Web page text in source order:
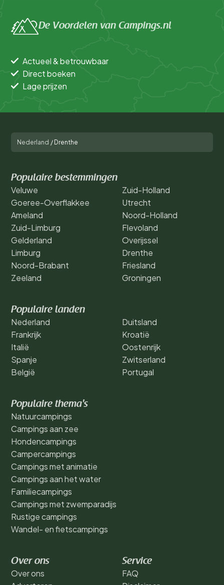
De Voordelen van Campings.nl
Actueel & betrouwbaar
Direct boeken
Lage prijzen
Nederland / Drenthe
Populaire bestemmingen
Veluwe
Goeree-Overflakkee
Ameland
Zuid-Limburg
Gelderland
Limburg
Noord-Brabant
Zeeland
Zuid-Holland
Utrecht
Noord-Holland
Flevoland
Overijssel
Drenthe
Friesland
Groningen
Populaire landen
Nederland
Frankrijk
Italië
Spanje
België
Duitsland
Kroatië
Oostenrijk
Zwitserland
Portugal
Populaire thema's
Natuurcampings
Campings aan zee
Hondencampings
Campercampings
Campings met animatie
Campings aan het water
Familiecampings
Campings met zwemparadijs
Rustige campings
Wandel- en fietscampings
Over ons
Over ons
Service
FAQ